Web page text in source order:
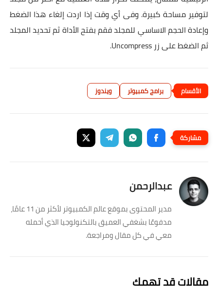
لتوفير مساحة كبيرة. وفى أي وقت إذا اردت إلغاء هذا الضغط
وإعادة الحجم الاساسي للمجلد فقم بفتح الأداة ثم تحديد المجلد
ثم الضغط على زر Uncompress.
برامج كمبيوتر ويندوز
عبدالرحمن
مدير المحتوى بموقع عالم الكمبيوتر لأكثر من 11 عامًا،
مدفوعًا بشغفي العميق بالتكنولوجيا الذي أحمله
معي في كل مقال ومراجعة.
مقالات قد تهمك